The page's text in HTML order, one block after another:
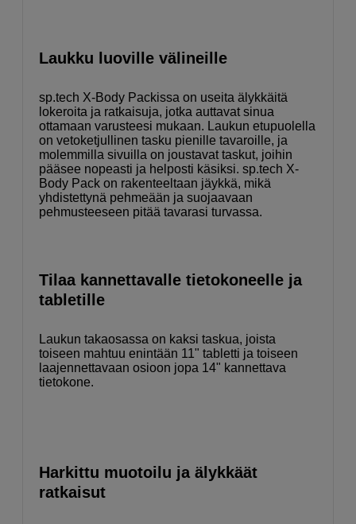
Laukku luoville välineille
sp.tech X-Body Packissa on useita älykkäitä
lokeroita ja ratkaisuja, jotka auttavat sinua
ottamaan varusteesi mukaan. Laukun etupuolella
on vetoketjullinen tasku pienille tavaroille, ja
molemmilla sivuilla on joustavat taskut, joihin
pääsee nopeasti ja helposti käsiksi. sp.tech X-
Body Pack on rakenteeltaan jäykkä, mikä
yhdistettynä pehmeään ja suojaavaan
pehmusteeseen pitää tavarasi turvassa.
Tilaa kannettavalle tietokoneelle ja
tabletille
Laukun takaosassa on kaksi taskua, joista
toiseen mahtuu enintään 11" tabletti ja toiseen
laajennettavaan osioon jopa 14" kannettava
tietokone.
Harkittu muotoilu ja älykkäät
ratkaisut